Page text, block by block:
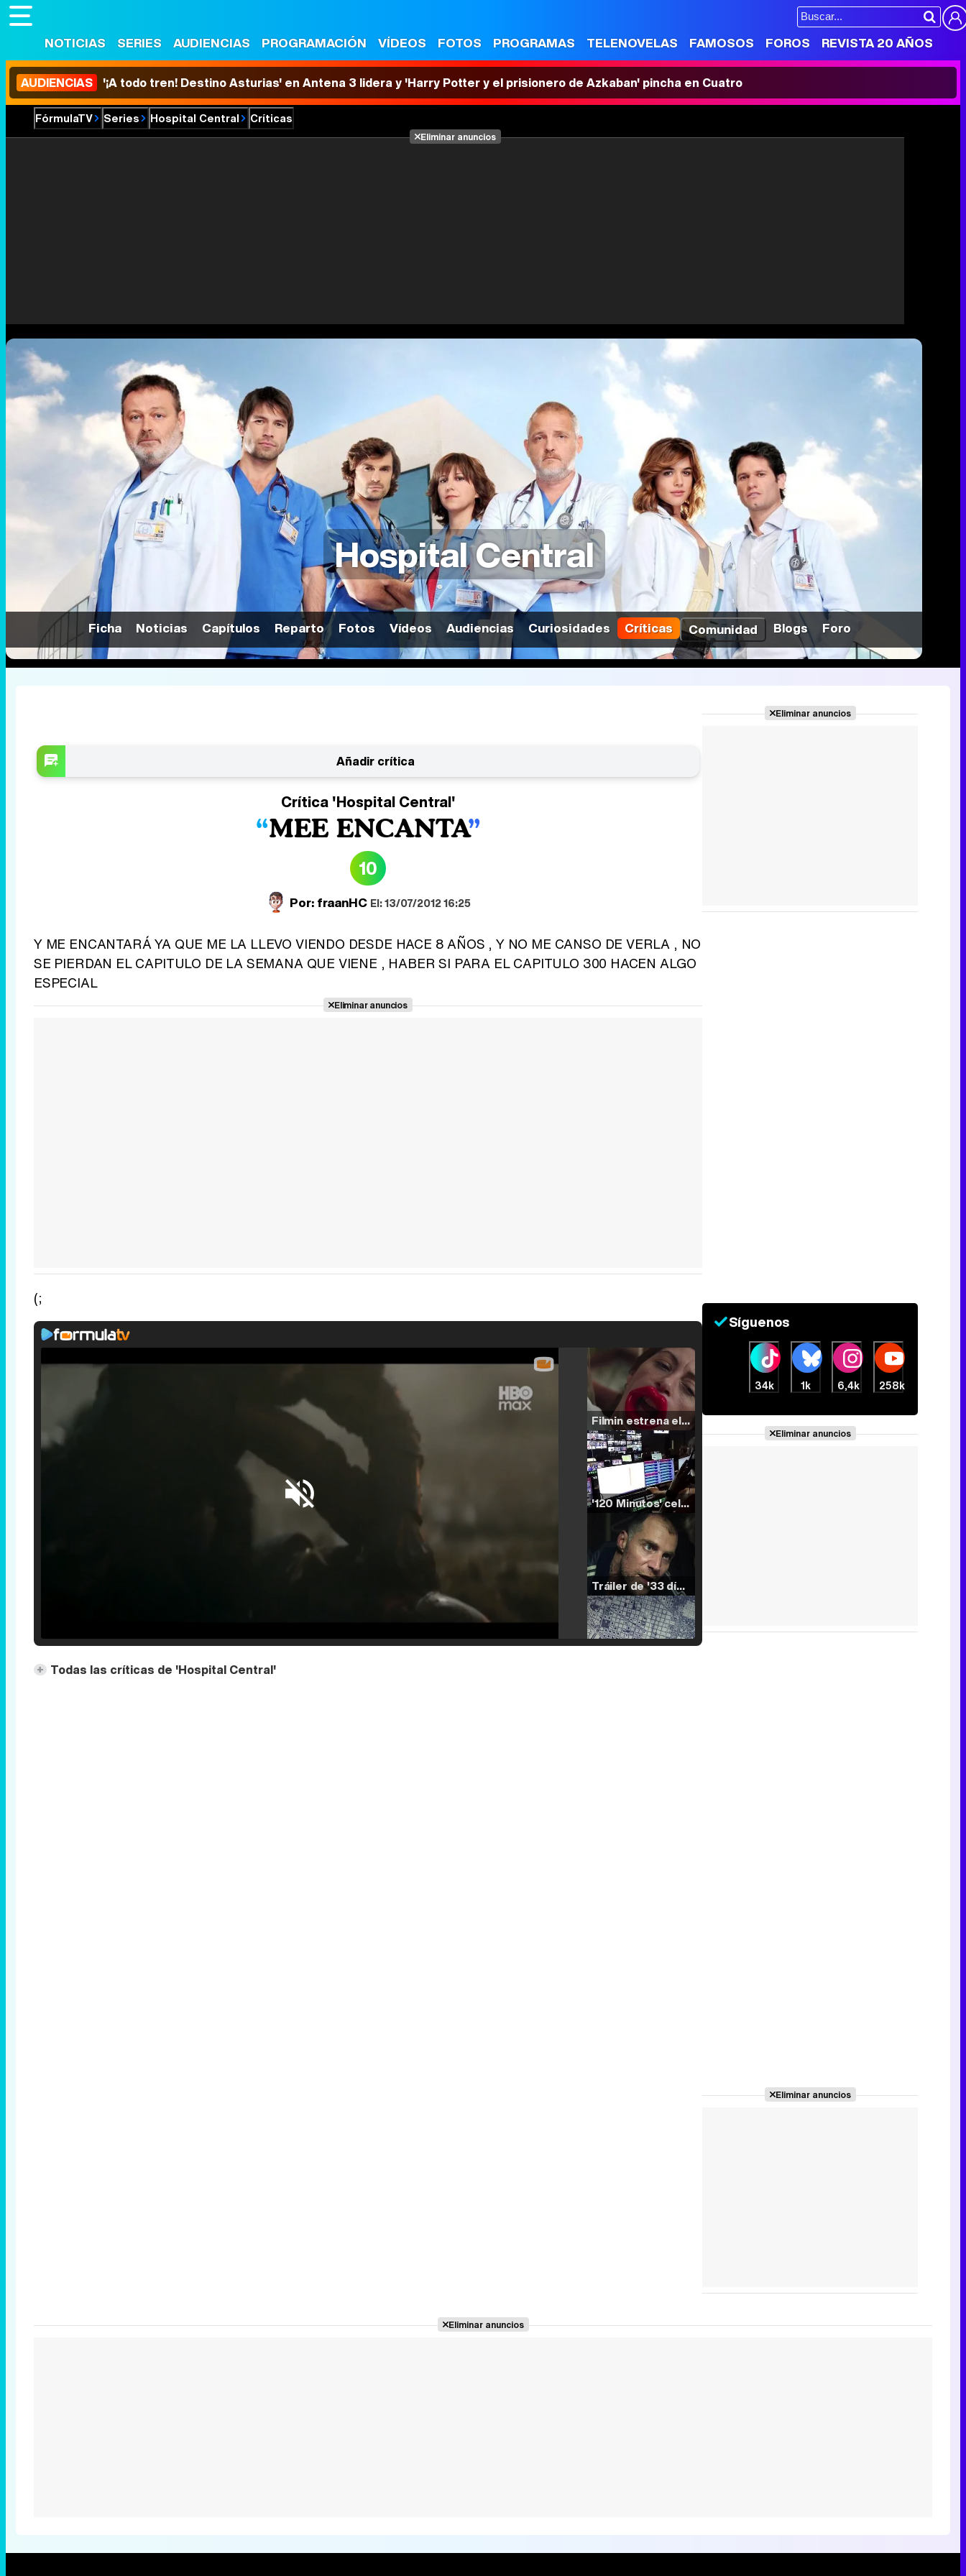
NOTICIAS SERIES AUDIENCIAS PROGRAMACIÓN VÍDEOS FOTOS PROGRAMAS TELENOVELAS FAMOSOS FOROS REVISTA 20 AÑOS
AUDIENCIAS '¡A todo tren! Destino Asturias' en Antena 3 lidera y 'Harry Potter y el prisionero de Azkaban' pincha en Cuatro
FórmulaTV Series Hospital Central Críticas
Eliminar anuncios
Hospital Central
Ficha Noticias Capítulos Reparto Fotos Vídeos Audiencias Curiosidades Críticas Comunidad Blogs Foro
Añadir crítica
Crítica 'Hospital Central'
MEE ENCANTA
10
Por: fraanHC El: 13/07/2012 16:25
Y ME ENCANTARÁ YA QUE ME LA LLEVO VIENDO DESDE HACE 8 AÑOS , Y NO ME CANSO DE VERLA , NO
SE PIERDAN EL CAPITULO DE LA SEMANA QUE VIENE , HABER SI PARA EL CAPITULO 300 HACEN ALGO
ESPECIAL
Eliminar anuncios
(;
Filmin estrena el tráiler de 'Millennial Mal', su nueva comedia universitaria de la mano de Lorena Iglesias
'120 Minutos' celebra sus 2.000 programas en Telemadrid con un vídeo del día a día en la redacción
Tráiler de '33 días', la nueva serie de Atresplayer con Julián Villagrán y José Manuel Poga
Todas las críticas de 'Hospital Central'
Eliminar anuncios
Síguenos
34k 1k 6,4k 258k
Eliminar anuncios
Eliminar anuncios
Eliminar anuncios